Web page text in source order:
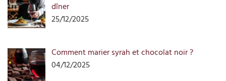
dîner
25/12/2025
Comment marier syrah et chocolat noir ?
04/12/2025